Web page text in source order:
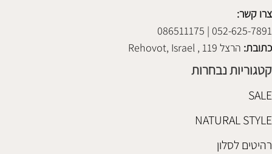
צרו קשר:
052-625-7891 | 086511175
כתובת: הרצל 119 , Rehovot, Israel
קטגוריות נבחרות
SALE
NATURAL STYLE
רהיטים לסלון